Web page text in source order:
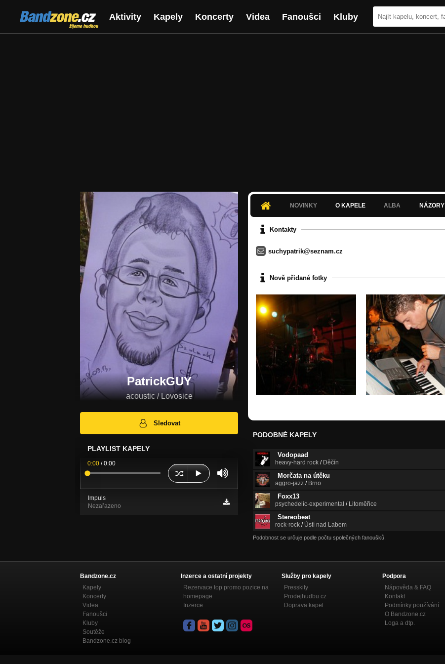
Bandzone.cz
žijeme hudbou
Aktivity Kapely Koncerty Videa Fanoušci Kluby
PatrickGUY
acoustic / Lovosice
Sledovat
PLAYLIST KAPELY
0:00 /0:00
Impuls
Nezařazeno
NOVINKY O KAPELE ALBA NÁZORY
Kontakty
suchypatrik@seznam.cz
Nově přidané fotky
PODOBNÉ KAPELY
Vodopaad
heavy-hard rock / Děčín
Morčata na útěku
aggro-jazz / Brno
Foxx13
psychedelic-experimental / Litoměřice
Stereobeat
rock-rock / Ústí nad Labem
Podobnost se určuje podle počtu společných fanoušků.
Bandzone.cz
Kapely
Koncerty
Videa
Fanoušci
Kluby
Soutěže
Bandzone.cz blog
Inzerce a ostatní projekty
Rezervace top promo pozice na
homepage
Inzerce
Služby pro kapely
Presskity
Prodejhudbu.cz
Doprava kapel
Podpora
Nápověda & FAQ
Kontakt
Podmínky používání
O Bandzone.cz
Loga a dtp.